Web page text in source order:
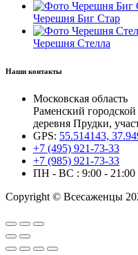
Черешня Биг Стар
Черешня Стелла
Наши контакты
Московская область
Раменский городской
деревня Прудки,
GPS: 55.514143,
+7 (495) 921-73-33
+7 (985) 921-73-33
ПН - ВС : 9:00 - 21:00
Copyright © Всесаженцы